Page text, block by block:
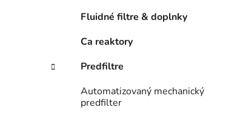
Fluidné filtre & doplnky
Ca reaktory
Predfiltre
Automatizovaný mechanický
predfilter